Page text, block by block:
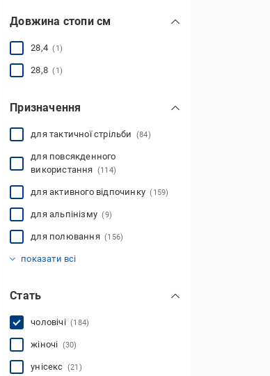
Довжина стопи см
28,4(1)
28,8(1)
Призначення
для тактичної стрільби (84)
для повсякденного
використання (114)
для активного відпочинку(159)
для альпінізму(9)
для полювання(156)
показати всі
Стать
чоловічі(184)
жіночі (30)
унісекс (21)